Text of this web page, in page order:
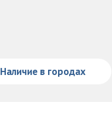
Наличие в городах